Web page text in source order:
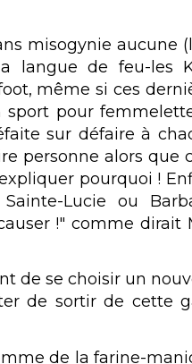
misogynie aucune
langue de feu-les
même si ces
pour
sur défaire à
personne alors
pourquoi !
Lucie ou
!" comme dirait
de se choisir un
de sortir de cette
de la farine-